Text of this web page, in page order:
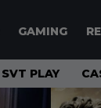
GAMING
SVT PLAY